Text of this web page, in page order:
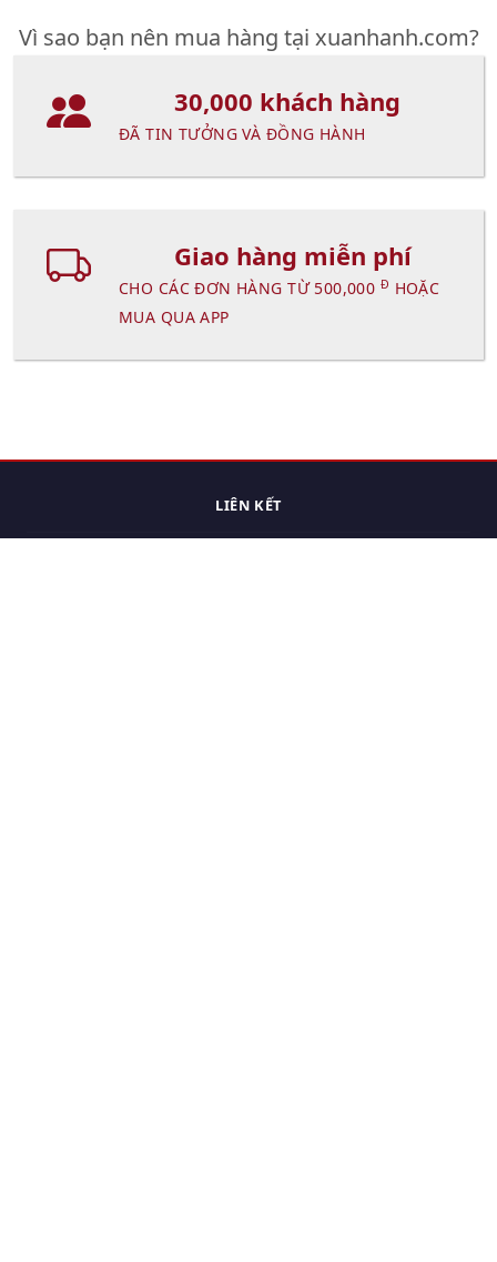
Vì sao bạn nên mua hàng tại xuanhanh.com?
30,000 khách hàng
ĐÃ TIN TƯỞNG VÀ ĐỒNG HÀNH
Giao hàng miễn phí
CHO CÁC ĐƠN HÀNG TỪ 500,000 Đ HOẶC
MUA QUA APP
LIÊN KẾT